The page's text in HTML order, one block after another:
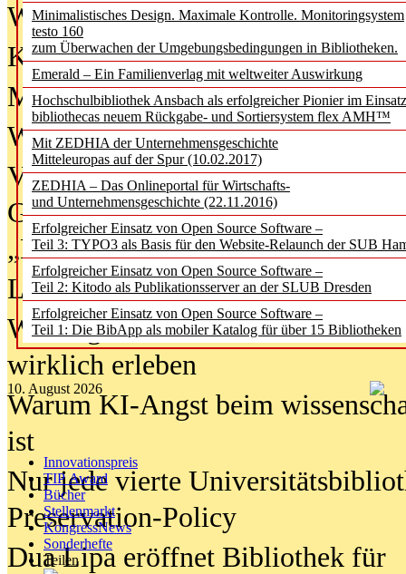
Minimalistisches Design. Maximale Kontrolle. Monitoringsystem
testo 160
zum Überwachen der Umgebungsbedingungen in Bibliotheken.
Emerald – Ein Familienverlag mit weltweiter Auswirkung
Hochschulbibliothek Ansbach als erfolgreicher Pionier im
bibliothecas neuem Rückgabe- und Sortiersystem flex AMH™
Mit ZEDHIA der Unternehmensgeschichte
Mitteleuropas auf der Spur (10.02.2017)
ZEDHIA – Das Onlineportal für Wirtschafts-
und Unternehmensgeschichte (22.11.2016)
Erfolgreicher Einsatz von Open Source Software –
Teil 3: TYPO3 als Basis für den Website-Relaunch der SUB
Erfolgreicher Einsatz von Open Source Software –
Teil 2: Kitodo als Publikationsserver an der SLUB Dresden
Erfolgreicher Einsatz von Open Source Software –
Teil 1: Die BibApp als mobiler Katalog für über 15 Bibliotheken
10. August 2026
Innovationspreis
TIP Award
Bücher
Stellenmarkt
KongressNews
Sonderhefte
Teilen
Was Hochschul­bibliotheken von
Kinder in der digitalen Welt
Metadaten als Infrastruktur
Wenn Bots katalogisieren
Von Abschlusskleidern bis
Geisterjagd-Ausrüstung in der
„Library of Things“ unterwegs
Lesen als Infrastrukturaufgabe
Wie Jugendliche Social Media
wirklich erleben
Warum KI-Angst beim
ist
Nur jede vierte
Preservation-Policy
Dua Lipa eröffnet Bibliothek für